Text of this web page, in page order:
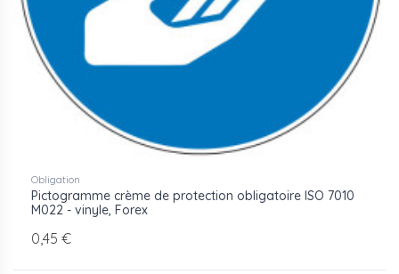
Obligation
Pictogramme crème de protection obligatoire ISO 7010
M022 - vinyle, Forex
0,45 €